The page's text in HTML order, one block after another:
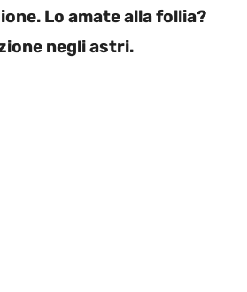
Lo amate alla follia?
negli astri.